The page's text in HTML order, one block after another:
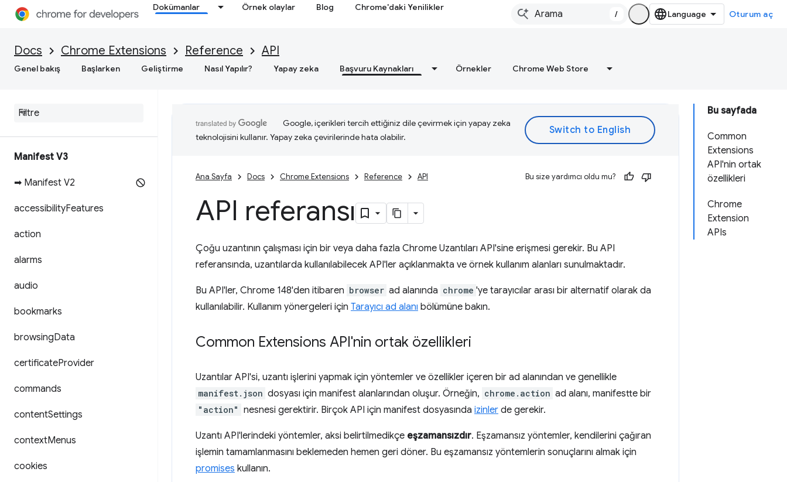
Dokümanlar Örnek olaylar Blog Chrome'daki Yenilikler
/ Oturum aç
Docs Chrome Extensions Reference API
Genel bakış Başlarken Geliştirme Nasıl Yapılır? Yapay zeka Başvuru Kaynakları Örnekler Chrome Web Store
Manifest V3
➡ Manifest V2
accessibilityFeatures
action
alarms
audio
bookmarks
browsingData
certificateProvider
commands
contentSettings
contextMenus
cookies
Bu sayfada
Common
Extensions
API'nin ortak
özellikleri
Chrome
Extension
APIs
Google, içerikleri tercih ettiğiniz dile çevirmek için yapay zeka
teknolojisini kullanır. Yapay zeka çevirilerinde hata olabilir.
Ana Sayfa Docs Chrome Extensions Reference API Bu size yardımcı oldu mu?
API referansı
Çoğu uzantının çalışması için bir veya daha fazla Chrome Uzantıları API'sine erişmesi gerekir. Bu API
referansında, uzantılarda kullanılabilecek API'ler açıklanmakta ve örnek kullanım alanları sunulmaktadır.
Bu API'ler, Chrome 148'den itibaren browser ad alanında chrome 'ye tarayıcılar arası bir alternatif olarak da
kullanılabilir. Kullanım yönergeleri için Tarayıcı ad alanı bölümüne bakın.
Common Extensions API'nin ortak özellikleri
Uzantılar API'si, uzantı işlerini yapmak için yöntemler ve özellikler içeren bir ad alanından ve genellikle
manifest.json dosyası için manifest alanlarından oluşur. Örneğin, chrome.action ad alanı, manifestte bir
"action" nesnesi gerektirir. Birçok API için manifest dosyasında izinler de gerekir.
Uzantı API'lerindeki yöntemler, aksi belirtilmedikçe eşzamansızdır. Eşzamansız yöntemler, kendilerini çağıran
işlemin tamamlanmasını beklemeden hemen geri döner. Bu eşzamansız yöntemlerin sonuçlarını almak için
promises kullanın.